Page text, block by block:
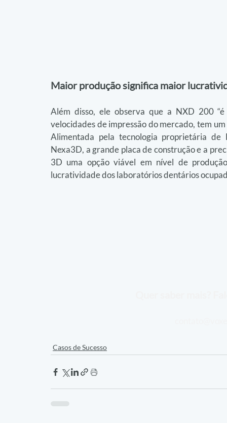
Maior produção significa maior
Além disso, ele observa que a NXD 200
velocidades de impressão do mercado, tem
Alimentada pela tecnologia proprietária de
Nexa3D, a grande placa de construção e a
3D uma opção viável em nível de
lucratividade dos laboratórios dentários
Casos de Sucesso